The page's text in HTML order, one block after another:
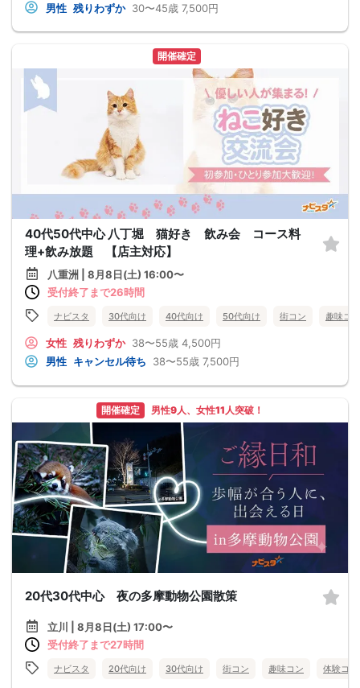
男性 残りわずか 30〜45歳 7,500円
開催確定
40代50代中心 八丁堀 猫好き 飲み会 コース料
理+飲み放題 【店主対応】
八重洲 | 8月8日(土) 16:00〜
受付終了まで26時間
ナビスタ 30代向け 40代向け 50代向け 街コン 趣味コン
女性 残りわずか 38〜55歳 4,500円
男性 キャンセル待ち 38〜55歳 7,500円
開催確定 男性9人、女性11人突破！
20代30代中心 夜の多摩動物公園散策
立川 | 8月8日(土) 17:00〜
受付終了まで27時間
ナビスタ 20代向け 30代向け 街コン 趣味コン 体験コン